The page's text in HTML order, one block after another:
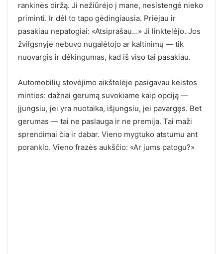
rankinės diržą. Ji nežiūrėjo į mane, nesistengė nieko
priminti. Ir dėl to tapo gėdingiausia. Priėjau ir
pasakiau nepatogiai: «Atsiprašau…» Ji linktelėjo. Jos
žvilgsnyje nebuvo nugalėtojo ar kaltinimų — tik
nuovargis ir dėkingumas, kad iš viso tai pasakiau.
Automobilių stovėjimo aikštelėje pasigavau keistos
minties: dažnai gerumą suvokiame kaip opciją —
įjungsiu, jei yra nuotaika, išjungsiu, jei pavargęs. Bet
gerumas — tai ne paslauga ir ne premija. Tai maži
sprendimai čia ir dabar. Vieno mygtuko atstumu ant
porankio. Vieno frazės aukščio: «Ar jums patogu?»